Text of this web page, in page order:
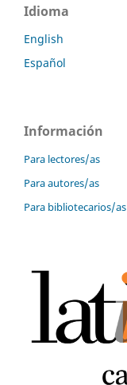
Idioma
English
Español
Información
Para lectores/as
Para autores/as
Para bibliotecarios/as